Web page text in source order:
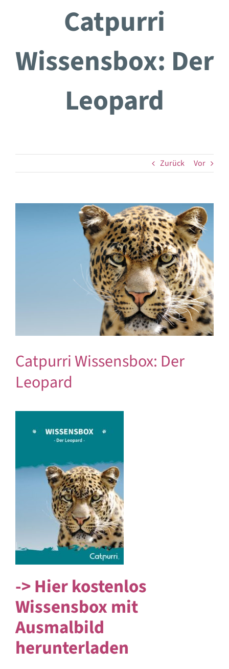
Catpurri
Wissensbox: Der
Leopard
Zurück Vor
Catpurri Wissensbox: Der
Leopard
->Hier kostenlos
Wissensbox mit
Ausmalbild
herunterladen